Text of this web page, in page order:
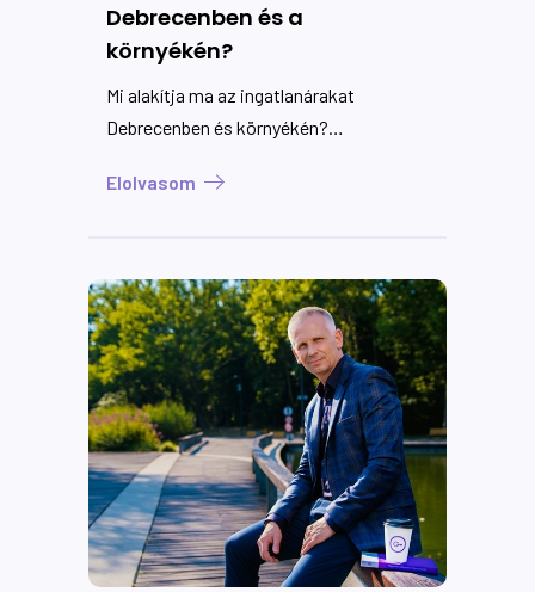
Debrecenben és a
környékén?
Mi alakítja ma az ingatlanárakat
Debrecenben és környékén?
agglomeráció és vevői szokások egy
Elolvasom